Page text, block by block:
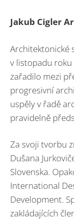
Jakub Cigler
Architektonické
v listopadu roku
zařadilo mezi
progresivní
uspěly v řadě
pravidelně
Za svoji tvorbu
Dušana
Slovenska.
International
Development.
zakládajících